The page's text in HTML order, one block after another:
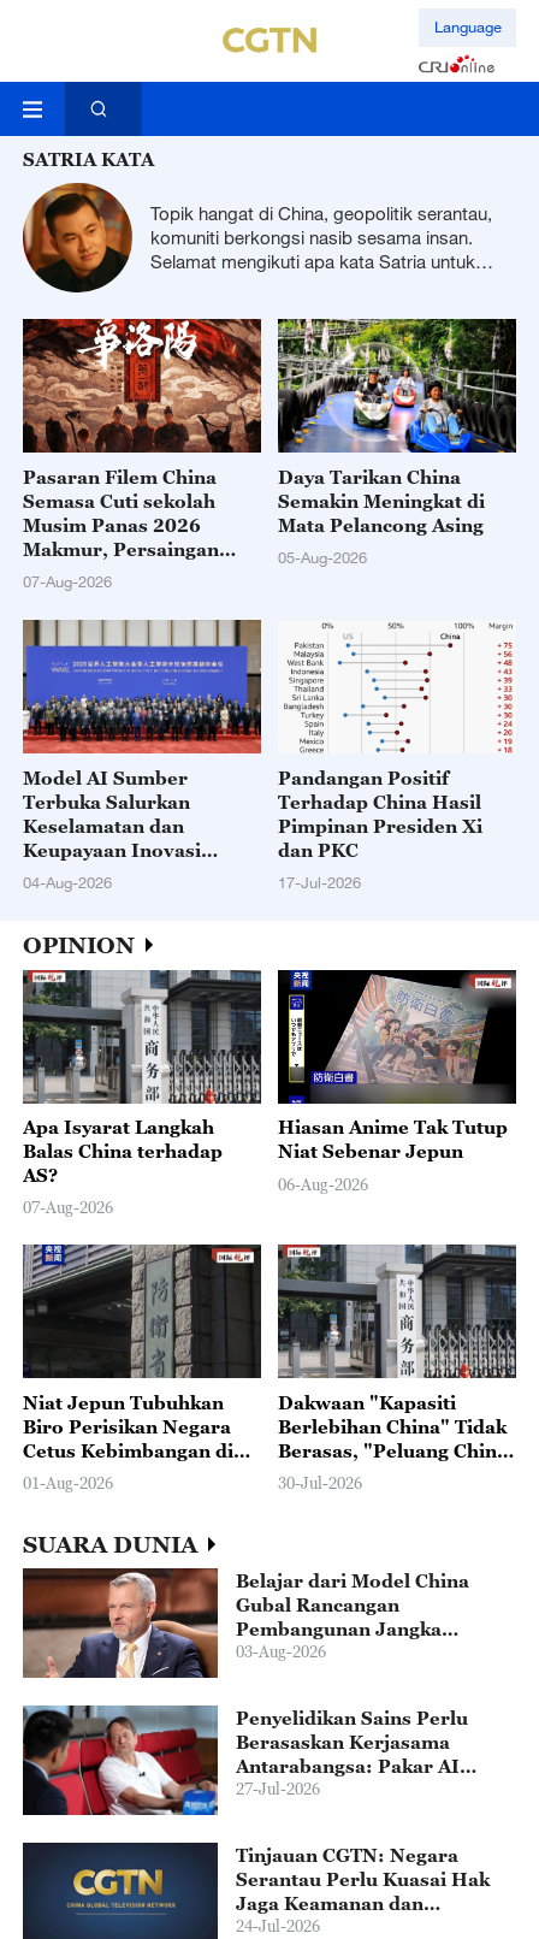
Language
SATRIA KATA
Topik hangat di China, geopolitik serantau,
komuniti berkongsi nasib sesama insan.
Selamat mengikuti apa kata Satria untuk
Pasaran Filem China
Semasa Cuti sekolah
Musim Panas 2026
Makmur, Persaingan
Sengit
07-Aug-2026
Daya Tarikan China
Semakin Meningkat di
Mata Pelancong Asing
05-Aug-2026
Model AI Sumber
Terbuka Salurkan
Keselamatan dan
Keupayaan Inovasi
kepada Dunia
04-Aug-2026
Pandangan Positif
Terhadap China Hasil
Pimpinan Presiden Xi
dan PKC
17-Jul-2026
OPINION
Apa Isyarat Langkah
Balas China terhadap
AS?
07-Aug-2026
Hiasan Anime Tak Tutup
Niat Sebenar Jepun
06-Aug-2026
Niat Jepun Tubuhkan
Biro Perisikan Negara
Cetus Kebimbangan di
Peringkat Global
01-Aug-2026
Dakwaan "Kapasiti
Berlebihan China" Tidak
Berasas, "Peluang China
2.0" Bermaksud Akses
30-Jul-2026
SUARA DUNIA
Belajar dari Model China
Gubal Rancangan
Pembangunan Jangka
Panjang - Presiden Slovakia
03-Aug-2026
Penyelidikan Sains Perlu
Berasaskan Kerjasama
Antarabangsa: Pakar AI
Jerman
27-Jul-2026
Tinjauan CGTN: Negara
Serantau Perlu Kuasai Hak
Jaga Keamanan dan
Kestabilan di LCS di Tangan
24-Jul-2026